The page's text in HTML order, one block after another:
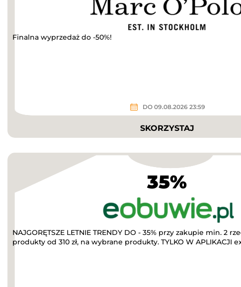
Finalna wyprzedaż do -50%!
DO 09.08.2026 23:59
SKORZYSTAJ
35%
NAJGORĘTSZE LETNIE TRENDY DO - 35% przy zakupie min. 2
produkty od 310 zł, na wybrane produkty. TYLKO W APLIKACJI